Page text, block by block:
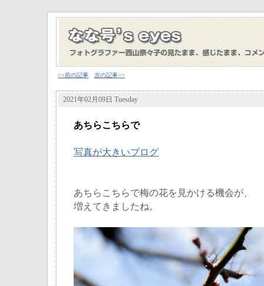
<<前の記事 次の記事>>
2021年02月09日 Tuesday
あちらこちらで
写真が大きいブログ
あちらこちらで梅の花を見かける機会が、
増えてきましたね。